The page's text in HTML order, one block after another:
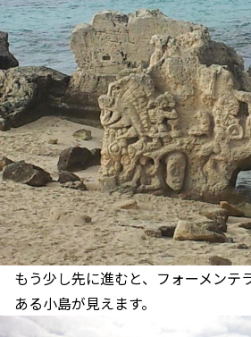
もう少し先に進むと、フォーメンテ
ある小島が見えます。